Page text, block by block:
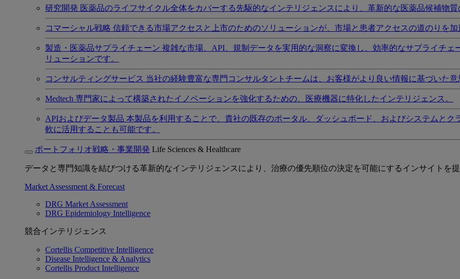
研究開発 医薬品のライフサイクル全体をカバーする先駆的なインテリジェンスにより、革新的な医薬品候補物
コマーシャル戦略 信頼できる市場アクセスと上市のためのソリューションが、市場と患者アクセスの道のりを加
製造・医薬品サプライチェーン 複雑な市場、API、規制データを実用的な洞察に変換し、効率的なサプライチ
リューションです。
コンサルティングサービス 当社の経験豊富な専門コンサルタントチームは、お客様がより良い情報に基づいた意
Medtech 専門家によって構築されたイノベーションを強化するための、医療機器に特化したインテリジェンス。
APIおよびデータ製品 本製品を利用することで、貴社の既存のポータル、ダッシュボード、およびシステムと
軟に活用することも可能です。
ポートフォリオ戦略・事業開発 Life Sciences & Healthcare
データと専門知識を結びつける革新的なインテリジェンスにより、治療の優先順位の決定を可能にするインサイトを提
Market Assessment & Forecast
DRG Market Assessment
DRG Epidemiology Intelligence
競合インテリジェンス
Cortellis Competitive Intelligence
Disease Intelligence & Analytics
Cortellis Product Intelligence